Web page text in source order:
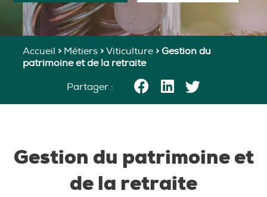
Accueil > Métiers >Viticulture >Gestion du
patrimoine et de la retraite
Partager :
Gestion du patrimoine et
de la retraite